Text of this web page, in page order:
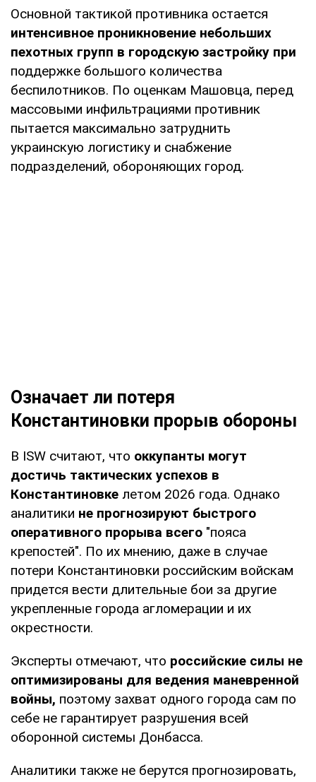
Основной тактикой противника остается
интенсивное проникновение небольших
пехотных групп в городскую застройку при
поддержке большого количества
беспилотников. По оценкам Машовца, перед
массовыми инфильтрациями противник
пытается максимально затруднить
украинскую логистику и снабжение
подразделений, обороняющих город.
Означает ли потеря
Константиновки прорыв обороны
В ISW считают, что оккупанты могут
достичь тактических успехов в
Константиновке летом 2026 года. Однако
аналитики не прогнозируют быстрого
оперативного прорыва всего "пояса
крепостей". По их мнению, даже в случае
потери Константиновки российским войскам
придется вести длительные бои за другие
укрепленные города агломерации и их
окрестности.
Эксперты отмечают, что российские силы не
оптимизированы для ведения маневренной
войны, поэтому захват одного города сам по
себе не гарантирует разрушения всей
оборонной системы Донбасса.
Аналитики также не берутся прогнозировать,